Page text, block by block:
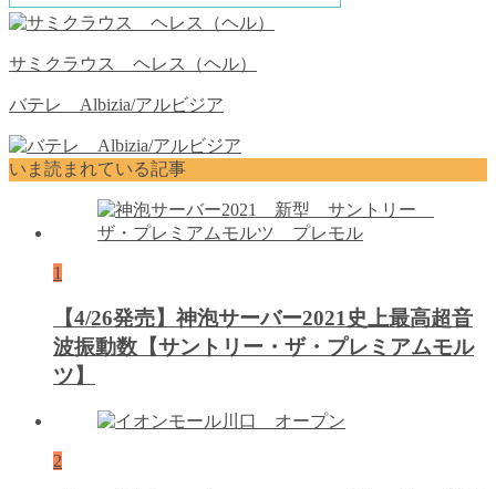
サミクラウス ヘレス（ヘル）
バテレ Albizia/アルビジア
いま読まれている記事
1
【4/26発売】神泡サーバー2021史上最高超音
波振動数【サントリー・ザ・プレミアムモル
ツ】
2